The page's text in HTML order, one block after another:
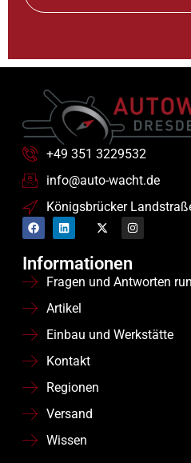
+49 351 3229532
info@auto-wacht.de
Königsbrücker
Informationen
Fragen und Antworten
Artikel
Einbau und Werkstätte
Kontakt
Regionen
Versand
Wissen